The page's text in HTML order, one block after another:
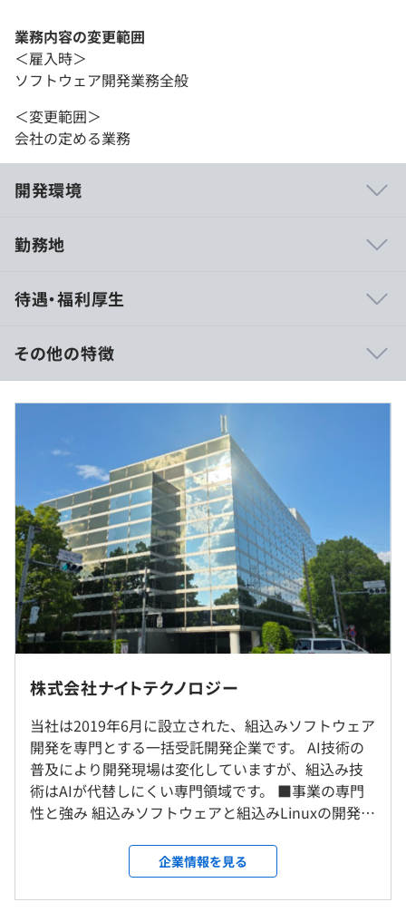
業務内容の変更範囲
＜雇入時＞
ソフトウェア開発業務全般
＜変更範囲＞
会社の定める業務
開発環境
イスを受けながら開発を進められます。
顔」として裁量を持って活躍できます。
アプリケーション開発のトレンドの流れは速いですが、組
込み開発はトレンドに流されず、長く深く続く分野です。
その分、組込み開発のスキル習得には一定のハードルがあ
ります。
まずは定型プロジェクトで組込み開発スキルの基礎を固
め、新たな技術要素を取り入れた開発プロジェクトでスキ
ルの幅を広げることができます。
開発メンバーは、GitHub Copilotなどを活用したAI活用が
日常的です。
技術資料の下調べやサンプルコード生成、レビュー、議事
録作成など、さまざまな場面でAIを取り入れながら業務効
来期からはAIエージェント開発も導入予定で、さらなる効
率化を加速させていきます。
また、業務用アプリや組込みLinuxの開発に携わるチャン
スもあり、ルーチンワークにとどまらず、新しい刺激を受
けながらエンジニアとしての幅を広げられる環境です。
【組込み・制御システムのトータルソリューション】
勤務地
◎自社内勤務／転勤なし／月4回程度テレワーク可
＜雇入時＞
本社（東京都多摩市）
＜変更範囲＞
会社が定める場所（テレワークをおこなう場所を含む）
受動喫煙防止措置に関する事項
敷地内禁煙（喫煙場所あり）
待遇・福利厚生
【年収448万円〜576万円】
■賃金形態：月給制
■賃金の決定方法：当社規定により決定いたします
■基本給：約28万円～36万円
※固定残業代制度なし／残業代は全額お支払いいたしま
す。
（※想定年収 は年収提示額を保証するものではありません）
勤務時間：9:00〜18:00（実働8時間）
▼9時～10時の間に出社
▼8時間勤務後
▼18時～19時の間に退社
休憩時間：12:00〜13:00（60分）
平均残業時間：平均10〜20時間／月
その他の特徴
株式会社ナイトテクノロジー
当社は2019年6月に設立された、組込みソフトウェア
開発を専門とする一括受託開発企業です。 AI技術の
普及により開発現場は変化していますが、組込み技
術はAIが代替しにくい専門領域です。 ■事業の専門
性と強み 組込みソフトウェアと組込みLinuxの開発を
イスドライバ、業務用PCアプリケーション開発な
ど、幅広い技術領域に対応しています。 特にファー
ムウェアやドライバ作成といった人手不足の分野で
企業情報を見る